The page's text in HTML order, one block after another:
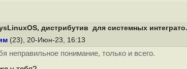
дистрибутив для системных
(23), 20-Июн-23, 16:13
неправильное понимание, только и всего.